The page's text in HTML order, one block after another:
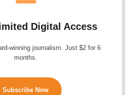
Digital Access
winning journalism. Just $2 for 6
months.
Subscribe Now